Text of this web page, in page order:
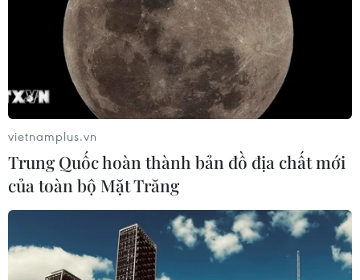
vietnamplus.vn
Trung Quốc hoàn thành bản đồ địa chất mới
của toàn bộ Mặt Trăng